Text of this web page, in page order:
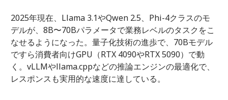
2025年現在、Llama 3.1やQwen 2.5、Phi-4クラスのモ
デルが、8B〜70Bパラメータで業務レベルのタスクをこ
なせるようになった。量子化技術の進歩で、70Bモデル
ですら消費者向けGPU（RTX 4090やRTX 5090）で動
く。vLLMやllama.cppなどの推論エンジンの最適化で、
レスポンスも実用的な速度に達している。